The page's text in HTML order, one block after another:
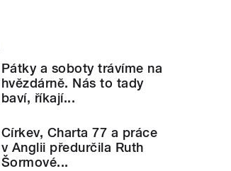
Pátky a soboty trávíme na
hvězdárně. Nás to tady
baví, říkají...
Církev, Charta 77 a práce
v Anglii předurčila Ruth
Šormové...